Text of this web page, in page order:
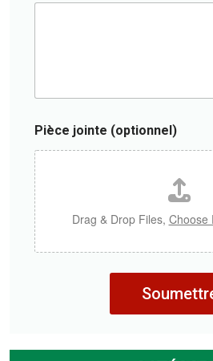
e
Pièce jointe (optionnel)
Drag & Drop Files, Choose